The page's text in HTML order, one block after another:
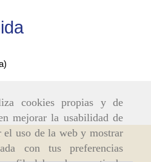
cookies propias y de
mejorar la usabilidad de
el uso de la web y mostrar
con tus preferencias